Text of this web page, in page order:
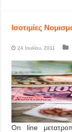
Ισοτιμίες
24 Ιουλίου, 2011
On line